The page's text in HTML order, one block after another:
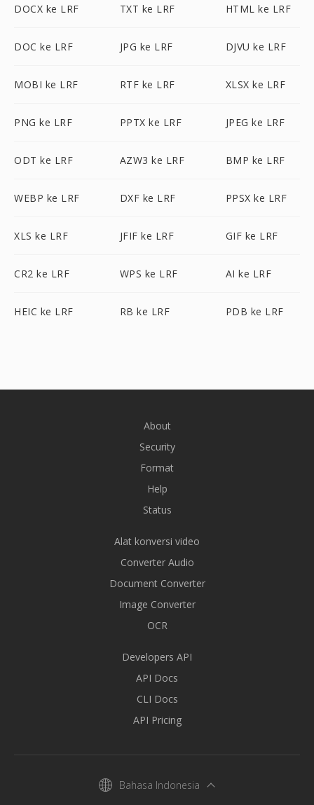
DOCX ke LRF TXT ke LRF HTML ke LRF
DOC ke LRF JPG ke LRF DJVU ke LRF
MOBI ke LRF RTF ke LRF XLSX ke LRF
PNG ke LRF PPTX ke LRF JPEG ke LRF
ODT ke LRF AZW3 ke LRF BMP ke LRF
WEBP ke LRF DXF ke LRF PPSX ke LRF
XLS ke LRF JFIF ke LRF GIF ke LRF
CR2 ke LRF WPS ke LRF AI ke LRF
HEIC ke LRF RB ke LRF PDB ke LRF
About
Security
Format
Help
Status
Alat konversi video
Converter Audio
Document Converter
Image Converter
OCR
Developers API
API Docs
CLI Docs
API Pricing
Bahasa Indonesia